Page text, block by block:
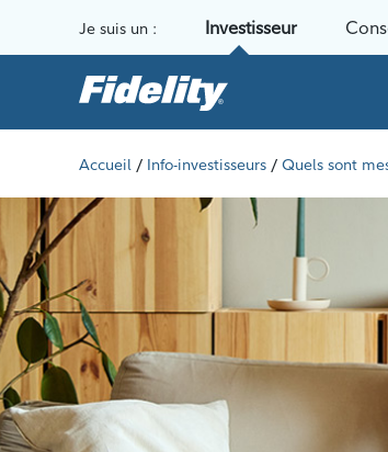
Je suis un : Investisseur
Accueil / Info-investisseurs / Quels sont